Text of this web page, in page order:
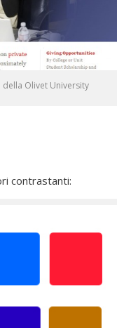
della Olivet University
contrastanti: